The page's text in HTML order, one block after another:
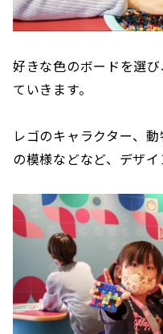
好きな色のボードを選
ていきます。
レゴのキャラクター、
の模様などなど、デザイ